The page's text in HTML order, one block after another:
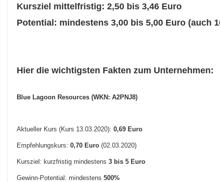
Kursziel mittelfristig: 2,50 bis 3,46 Euro
Potential: mindestens 3,00 bis 5,00 Euro (auch
Hier die wichtigsten Fakten zum Unternehmen:
Blue Lagoon Resources (WKN: A2PNJ8)
Aktueller Kurs (Kurs 13.03.2020): 0,69 Euro
Empfehlungskurs: 0,70 Euro (02.03.2020)
Kursziel: kurzfristig mindestens 3 bis 5 Euro
Gewinn-Potential: mindestens 500%